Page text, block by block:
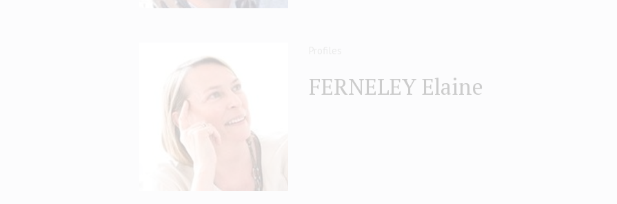
FERNELEY Elaine